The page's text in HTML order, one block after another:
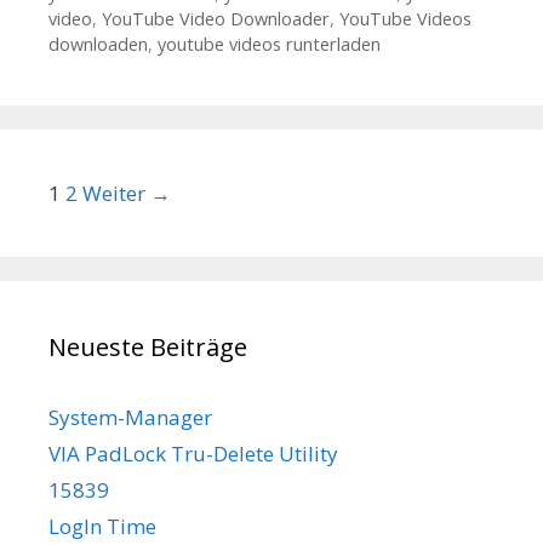
video, YouTube Video Downloader, YouTube Videos
downloaden, youtube videos runterladen
Beitrags-Navigation
1 2 Weiter →
Neueste Beiträge
System-Manager
VIA PadLock Tru-Delete Utility
15839
LogIn Time